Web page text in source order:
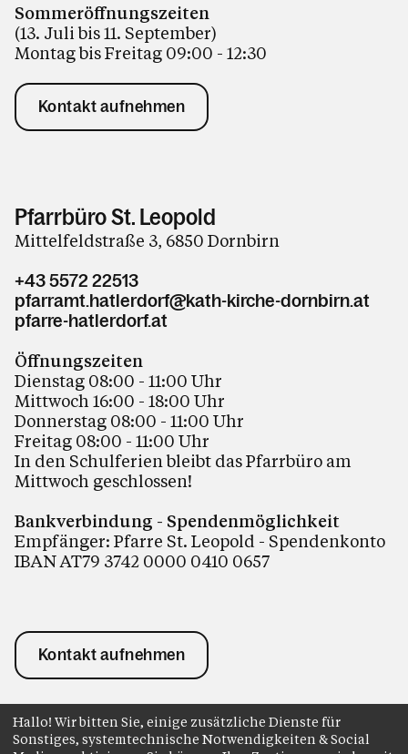
Sommeröffnungszeiten
(13. Juli bis 11. September)
Montag bis Freitag 09:00 - 12:30
Kontakt aufnehmen
Pfarrbüro St. Leopold
Mittelfeldstraße 3, 6850 Dornbirn
+43 5572 22513
pfarramt.hatlerdorf@kath-kirche-dornbirn.at
pfarre-hatlerdorf.at
Öffnungszeiten
Dienstag 08:00 - 11:00 Uhr
Mittwoch 16:00 - 18:00 Uhr
Donnerstag 08:00 - 11:00 Uhr
Freitag 08:00 - 11:00 Uhr
In den Schulferien bleibt das Pfarrbüro am
Mittwoch geschlossen!
Bankverbindung - Spendenmöglichkeit
Empfänger: Pfarre St. Leopold - Spendenkonto
IBAN AT79 3742 0000 0410 0657
Kontakt aufnehmen
ImpressumDatenschutz Anmelden
Hallo! Wir bitten Sie, einige zusätzliche Dienste für
Sonstiges, systemtechnische Notwendigkeiten & Social